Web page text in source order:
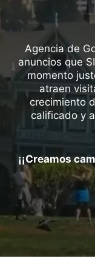
Agencia de
anuncios que
momento
atraen
crecimiento
calificado y
¡¡Creamos